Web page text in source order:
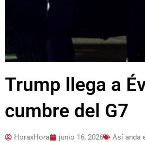
Trump llega a
cumbre del G7
HoraxHora junio 16, 2026 Así anda